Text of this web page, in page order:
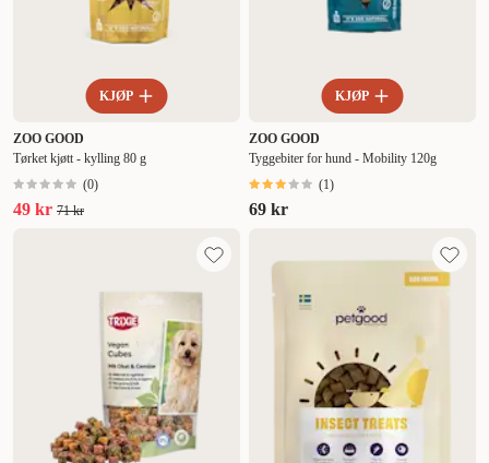
KJØP
ZOO GOOD
Tørket kjøtt - kylling 80 g
(0)
49 kr 71 kr
KJØP
ZOO GOOD
Tyggebiter for hund - Mobility 120g
(1)
69 kr